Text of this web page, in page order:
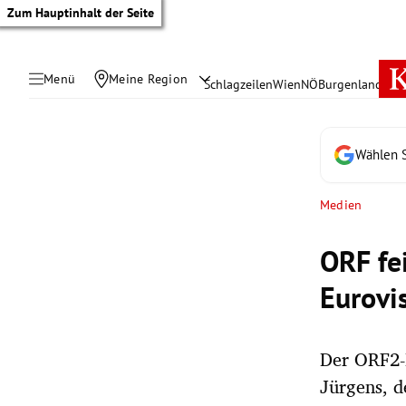
Zum Hauptinhalt der Seite
Menü Meine Region SchlagzeilenWienNÖBurgenland
Wählen
Medien
ORF
Der
Jürgens,